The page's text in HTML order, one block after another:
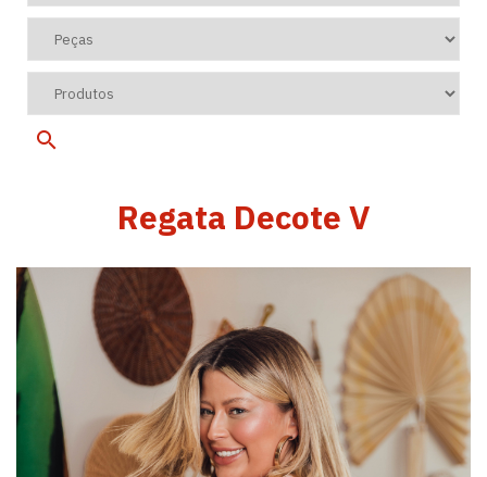
Regata Decote V